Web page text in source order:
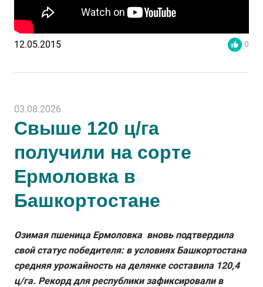
12.05.2015 0
03.08.2026
Свыше 120 ц/га
получили на сорте
Ермоловка в
Башкортостане
Озимая пшеница Ермоловка вновь подтвердила
свой статус победителя: в условиях Башкортостана
средняя урожайность на делянке составила 120,4
ц/га. Рекорд для республики зафиксировали в